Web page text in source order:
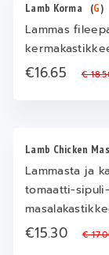
Lamb Korma (G)
Lammas
€16.65€
Lamb Chicken
Lammasta ja
tomaatti-
€15.30€